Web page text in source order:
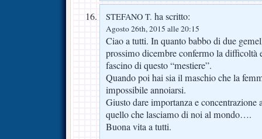
STEFANO T. ha scritto:
Agosto 26th, 2015 alle 20:15
Ciao a tutti. In quanto babbo di due
prossimo dicembre confermo la difficoltà
fascino di questo “mestiere”.
Quando poi hai sia il maschio che la
impossibile annoiarsi.
Giusto dare importanza e
quello che lasciamo di noi al mondo….
Buona vita a tutti.